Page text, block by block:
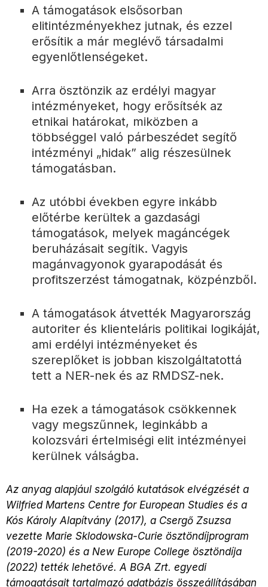
A támogatások elsősorban
elitintézményekhez jutnak, és ezzel
erősítik a már meglévő társadalmi
egyenlőtlenségeket.
Arra ösztönzik az erdélyi magyar
intézményeket, hogy erősítsék az
etnikai határokat, miközben a
többséggel való párbeszédet segítő
intézményi „hidak” alig részesülnek
támogatásban.
Az utóbbi években egyre inkább
előtérbe kerültek a gazdasági
támogatások, melyek magáncégek
beruházásait segítik. Vagyis
magánvagyonok gyarapodását és
profitszerzést támogatnak, közpénzből.
A támogatások átvették Magyarország
autoriter és klienteláris politikai logikáját,
ami erdélyi intézményeket és
szereplőket is jobban kiszolgáltatottá
tett a NER-nek és az RMDSZ-nek.
Ha ezek a támogatások csökkennek
vagy megszűnnek, leginkább a
kolozsvári értelmiségi elit intézményei
kerülnek válságba.
Az anyag alapjául szolgáló kutatások elvégzését a
Wilfried Martens Centre for European Studies és a
Kós Károly Alapítvány (2017), a Csergő Zsuzsa
vezette Marie Sklodowska-Curie ösztöndíjprogram
(2019-2020) és a New Europe College ösztöndíja
(2022) tették lehetővé. A BGA Zrt. egyedi
támogatásait tartalmazó adatbázis összeállításában